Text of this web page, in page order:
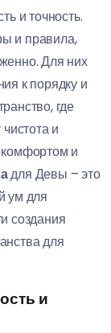
и точность.
и правила,
Для них
к порядку и
где
и
и
для Девы – это
ум для
создания
для
и